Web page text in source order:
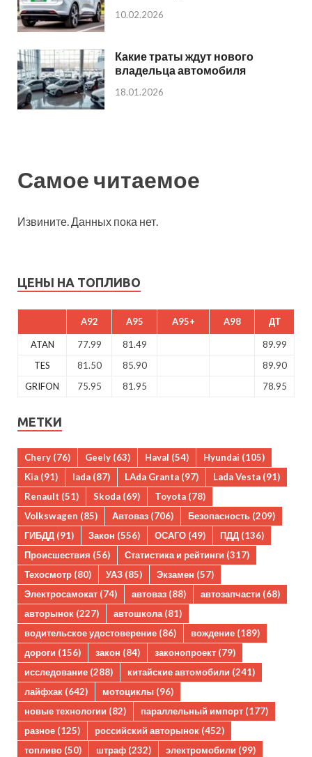
10.02.2026
Какие траты ждут нового
владельца автомобиля
18.01.2026
Самое читаемое
Извините. Данных пока нет.
ЦЕНЫ НА ТОПЛИВО
A92 A95 A95+ A98 ДТ
ATAN 77.99 81.49
89.99
TES
81.50 85.90
89.90
GRIFON
75.95 81.95 78.95
МЕТКИ
Chery (76) Geely (63) Haval (54) Hyundai (105)
Kia (91) lada (87) LAda Granta (97) Lada Vesta (91)
Renault (51) Skoda (69) Toyota (78)
Volkswagen (85) Автоваз (706) Безопасность (209)
ГИБДД (91) Закон (556) ОСАГО (49) ПДД (136)
Происшествия (56) Статистика и рейтинги (317)
Техосмотр (80) УАЗ (85) Экзамен (57)
Электросамокат (74) автоваз (88) автозапчасти (68)
авторынок (227) автошкола(81)
водительское удостоверение (86) вождение (189)
дороги (156) закон (84) законопроект (79)
исследование (288) китайские автомобили (241)
лайфхак (642) мотоциклы (96)
новые технологии (82) параллельный импорт (177)
разное (125) российский авторынок (452)
топливо (50) штраф (232) электромобили (99)